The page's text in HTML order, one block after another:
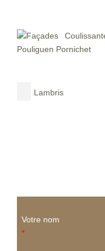
Lambris
Votre nom
*